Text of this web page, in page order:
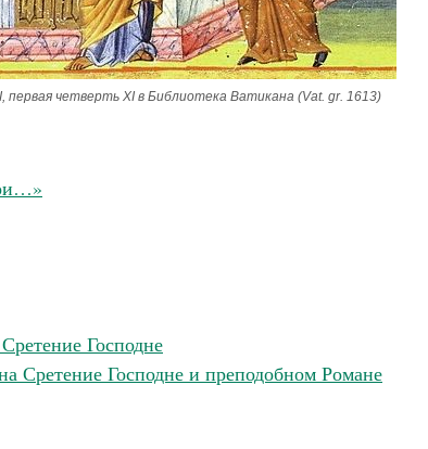
четверть XI в Библиотека Ватикана (Vat. gr. 1613)
Господне
Сретение Господне и преподобном Романе